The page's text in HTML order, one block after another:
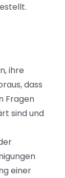
ihre
dass
Fragen
sind und
einer